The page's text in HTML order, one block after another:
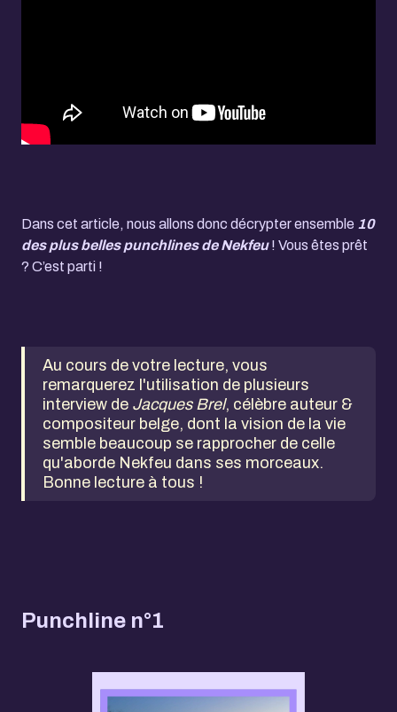
Dans cet article, nous allons donc décrypter ensemble 10
des plus belles punchlines de Nekfeu! Vous êtes prêt
? C’est parti !
Au cours de votre lecture, vous
remarquerez l'utilisation de plusieurs
interview de Jacques Brel, célèbre auteur &
compositeur belge, dont la vision de la vie
semble beaucoup se rapprocher de celle
qu'aborde Nekfeu dans ses morceaux.
Bonne lecture à tous !
Punchline n°1